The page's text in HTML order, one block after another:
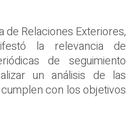
de Relaciones Exteriores,
la relevancia de
de seguimiento
un análisis de las
con los objetivos